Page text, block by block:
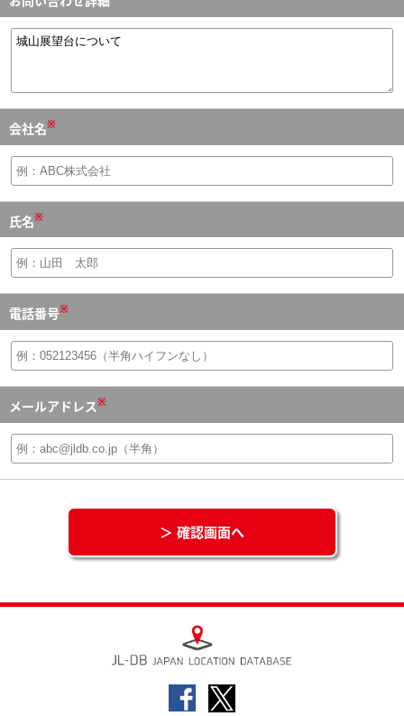
会社名※
氏名※
電話番号※
メールアドレス※
＞ 確認画面へ